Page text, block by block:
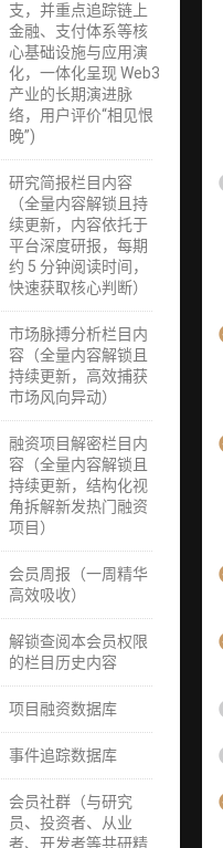
支，并重点追踪链上
金融、支付体系等核
心基础设施与应用演
化，一体化呈现 Web3
产业的长期演进脉
络，用户评价“相见恨
晚”)
研究简报栏目内容
（全量内容解锁且持
续更新，内容依托于
平台深度研报，每期
约 5 分钟阅读时间，
快速获取核心判断）
市场脉搏分析栏目内
容（全量内容解锁且
持续更新，高效捕获
市场风向异动）
融资项目解密栏目内
容（全量内容解锁且
持续更新，结构化视
角拆解新发热门融资
项目）
会员周报（一周精华
高效吸收）
解锁查阅本会员权限
的栏目历史内容
项目融资数据库
事件追踪数据库
会员社群（与研究
员、投资者、从业
者、开发者等共研精
研究
期研
，进
一页
、机
录、
据集
续追
，将
沉淀
、可
持续
构级
）
究服
，课
经审
，由
盛誉
队为
项研
付一
究报
方向
（获
究方
提前
观察
续研
研报
，官
报预
据请
机构增强研究
包（在每期研
报基础上，进
一步提供一页
纸格局图、机
构视角附录、
与定向持续追
踪数据库，将
研报内容沉淀
为可复用、可
复核、可持续
追踪的机构级
研究资产）​
定制化研究服
务（1次，课
题/选题经审
业内享有盛誉
的研究团队为
你开展专项研
究，并交付一
份完整研究报
重点研究方向
项目及研究方
向预告，提前
提前获取研报
权（不限次，
官方发布研报
预告后可根据